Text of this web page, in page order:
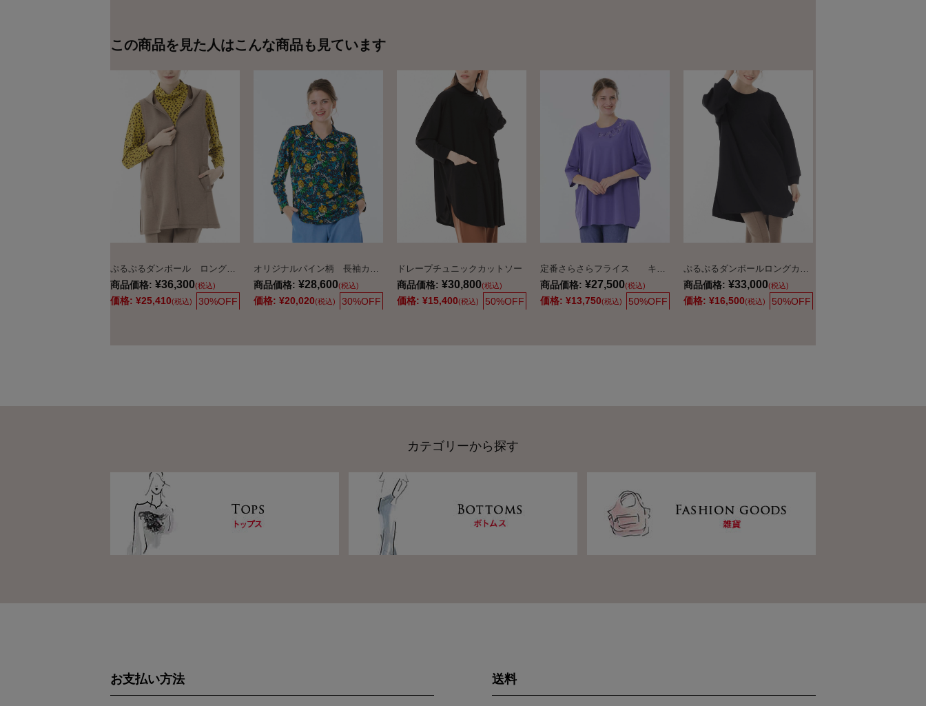
この商品を見た人はこんな商品も見ています
ぷるぷるダンボール ロングベスト
商品価格: ¥36,300(税込)
価格: ¥25,410(税込) 30%OFF
オリジナルパイン柄 長袖カットソー
商品価格: ¥28,600(税込)
価格: ¥20,020(税込) 30%OFF
ドレープチュニックカットソー
商品価格: ¥30,800(税込)
価格: ¥15,400(税込) 50%OFF
定番さらさらフライス キラキラ加工カットソー
商品価格: ¥27,500(税込)
価格: ¥13,750(税込) 50%OFF
ぷるぷるダンボールロングカットソー
商品価格: ¥33,000(税込)
価格: ¥16,500(税込) 50%OFF
カテゴリーから探す
お支払い方法 送料